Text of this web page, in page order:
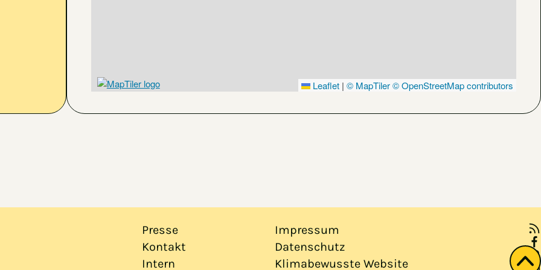
Leaflet | © MapTiler© OpenStreetMap contributors
Presse
Kontakt
Intern
Impressum
Datenschutz
Klimabewusste Website